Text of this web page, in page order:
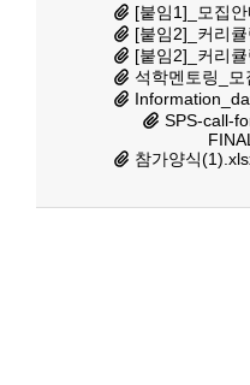
[붙임1]_모집
[붙임2]_커리
[붙임2]_커리
석학멘토링_
SPS-call-
참가양식